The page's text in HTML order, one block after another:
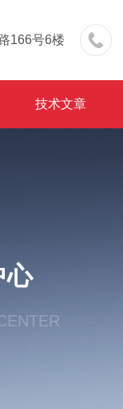
166号6楼
技术文章
心